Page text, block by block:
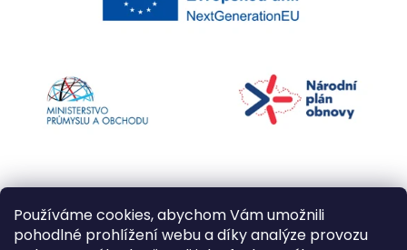
Používáme cookies, abychom Vám umožnili
pohodlné prohlížení webu a díky analýze provozu